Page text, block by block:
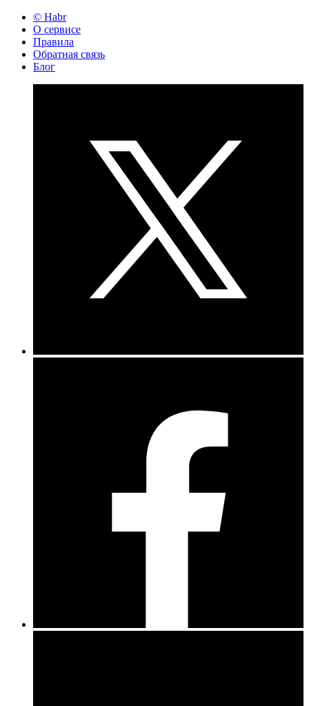
© Habr
О сервисе
Правила
Обратная связь
Блог